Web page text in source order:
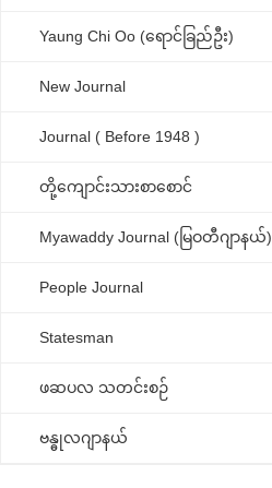
Yaung Chi Oo (ရောင်ခြည်ဦး)
New Journal
Journal ( Before 1948 )
တို့ကျောင်းသားစာစောင်
Myawaddy Journal (မြဝတီဂျာနယ်)
People Journal
Statesman
ဖဆပလ သတင်းစဉ်
ဗန္ဓုလဂျာနယ်